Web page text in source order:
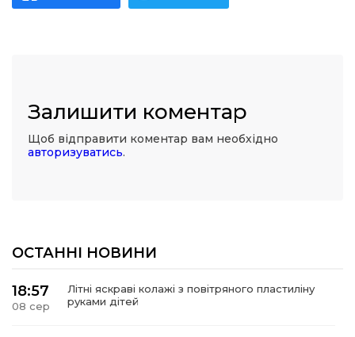
Залишити коментар
Щоб відправити коментар вам необхідно
авторизуватись.
ОСТАННІ НОВИНИ
18:57
08 сер
Літні яскраві колажі з повітряного пластиліну
руками дітей